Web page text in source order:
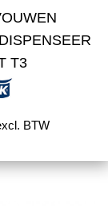
T3
BTW